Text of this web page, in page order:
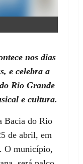
nos dias
e celebra a
Rio Grande
e cultura.
Bacia do Rio
de abril, em
O município,